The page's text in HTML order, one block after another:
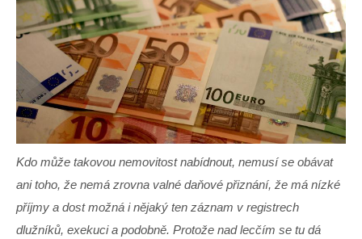
Kdo může takovou nemovitost nabídnout, nemusí se obávat
ani toho, že nemá zrovna valné daňové přiznání, že má nízké
příjmy a dost možná i nějaký ten záznam v registrech
dlužníků, exekuci a podobně. Protože nad lecčím se tu dá